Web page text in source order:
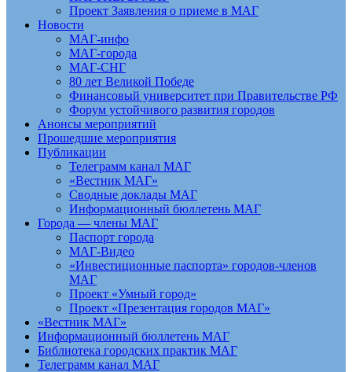
Проект Заявления о приеме в МАГ
Новости
МАГ-инфо
МАГ-города
МАГ-СНГ
80 лет Великой Победе
Финансовый университет при Правительстве РФ
Форум устойчивого развития городов
Анонсы мероприятий
Прошедшие мероприятия
Публикации
Телеграмм канал МАГ
«Вестник МАГ»
Сводные доклады МАГ
Информационный бюллетень МАГ
Города — члены МАГ
Паспорт города
МАГ-Видео
«Инвестиционные паспорта» городов-членов
МАГ
Проект «Умный город»
Проект «Презентация городов МАГ»
«Вестник МАГ»
Информационный бюллетень МАГ
Библиотека городских практик МАГ
Телеграмм канал МАГ